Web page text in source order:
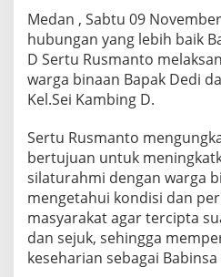
a
n
a
k
a
n
o
m
s
o
s
D
e
n
Medan , Sabtu 09
hubungan yang lebih baik
D Sertu Rusmanto
warga binaan Bapak Dedi
Kel.Sei Kambing D.
Sertu Rusmanto
bertujuan untuk
silaturahmi dengan warga
mengetahui kondisi dan
masyarakat agar tercipta
dan sejuk, sehingga
keseharian sebagai